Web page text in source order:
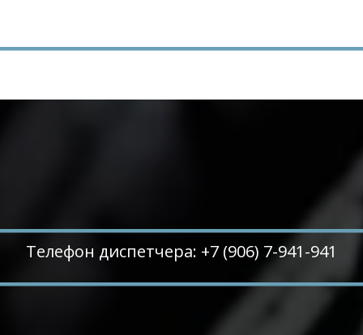
Телефон диспетчера: +7 (906) 7-941-941